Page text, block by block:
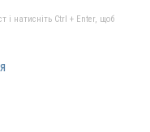
і натисніть Ctrl + Enter, щоб